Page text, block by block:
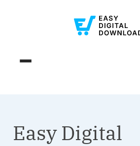
Easy Digital